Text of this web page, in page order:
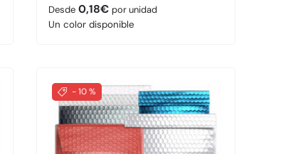
Precio normal
Desde 0,18€ por unidad
Un color disponible
- 10 %